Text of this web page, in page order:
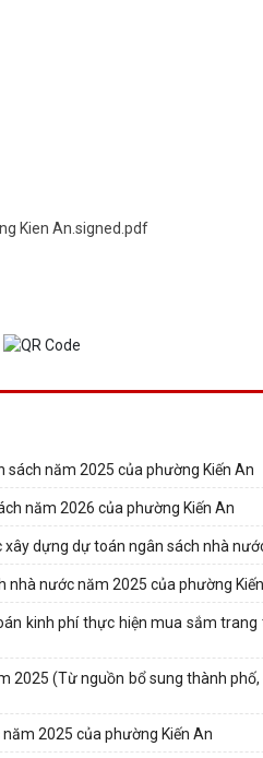
Kien An.signed.pdf
sách năm 2025 của phường Kiến An
năm 2026 của phường Kiến An
dựng dự toán ngân sách nhà
nhà nước năm 2025 của phường
kinh phí thực hiện mua sắm
2025 (Từ nguồn bổ sung thành
2025 của phường Kiến An